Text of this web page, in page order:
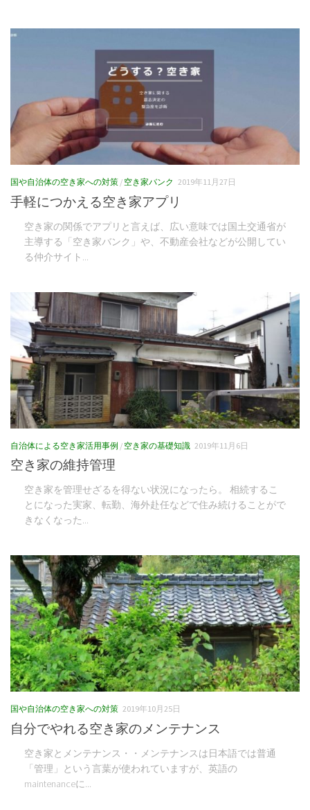
国や自治体の空き家への対策 / 空き家バンク 2019年11月27日
手軽につかえる空き家アプリ
空き家の関係でアプリと言えば、広い意味では国土交通省が
主導する「空き家バンク」や、不動産会社などが公開してい
る仲介サイト...
自治体による空き家活用事例 / 空き家の基礎知識 2019年11月6日
空き家の維持管理
空き家を管理せざるを得ない状況になったら。 相続するこ
とになった実家、転勤、海外赴任などで住み続けることがで
きなくなった...
国や自治体の空き家への対策 2019年10月25日
自分でやれる空き家のメンテナンス
空き家とメンテナンス・・メンテナンスは日本語では普通
「管理」という言葉が使われていますが、英語の
maintenanceに...